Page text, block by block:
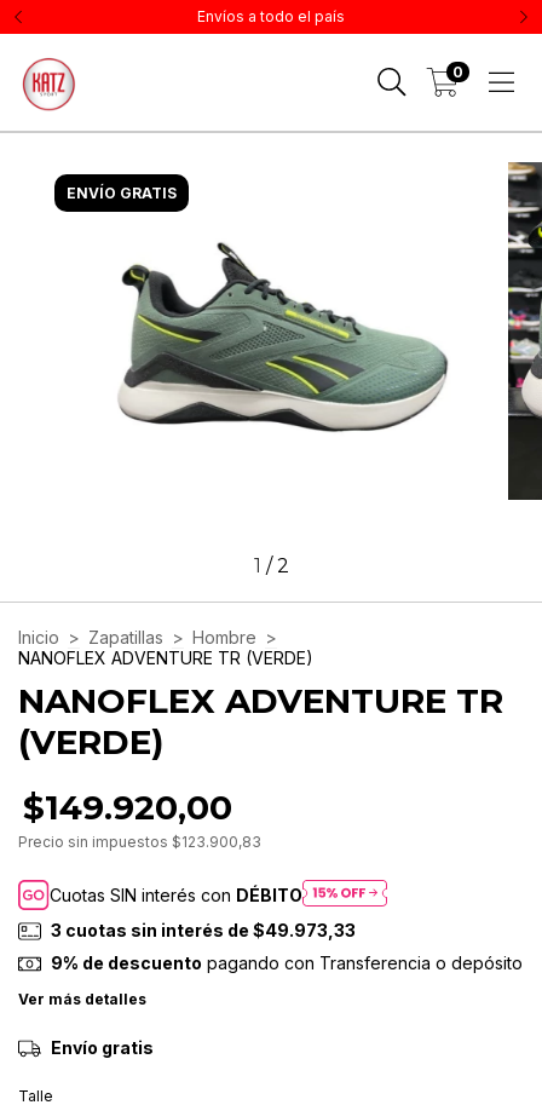
Envíos a todo el país
0
ENVÍO GRATIS
1 /2
Inicio > Zapatillas > Hombre >
NANOFLEX ADVENTURE TR (VERDE)
NANOFLEX ADVENTURE TR
(VERDE)
$149.920,00
Precio sin impuestos $123.900,83
Cuotas SIN interés con DÉBITO
3 cuotas sin interés de $49.973,33
9% de descuento pagando con Transferencia o depósito
Ver más detalles
Envío gratis
Talle